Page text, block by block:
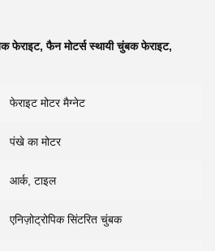
फेराइट,फैन मोटर्स स्थायी चुंबक फेराइट,
फेराइट मोटर मैग्नेट
पंखे का मोटर
आर्क, टाइल
एनिज़ोट्रोपिक सिंटरित चुंबक